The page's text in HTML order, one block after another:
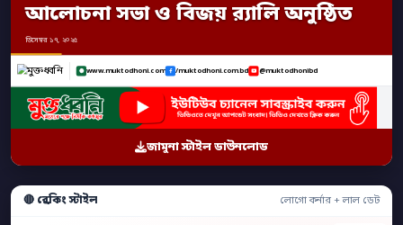
আলোচনা সভা ও বিজয় র‍্যালি অনুষ্ঠিত
ডিসেম্বর ১৭, ২০২৫
www.muktodhoni.com /muktodhoni.com.bd @muktodhonibd
জামুনা স্টাইল ডাউনলোড
🔴 ব্রেকিং স্টাইল লোগো কর্নার + লাল ডেট